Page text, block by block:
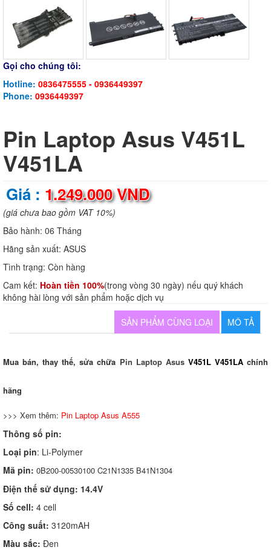
Gọi cho chúng tôi:
Hotline: 0836475555 - 0936449397
Phone: 0936449397
Pin Laptop Asus V451L
V451LA
Giá : 1.249.000 VND
(giá chưa bao gồm VAT 10%)
Bảo hành: 06 Tháng
Hãng sản xuất: ASUS
Tình trạng: Còn hàng
Cam kết: Hoàn tiền 100%(trong vòng 30 ngày) nếu quý khách
không hài lòng với sản phẩm hoặc dịch vụ
MÔ TẢ
SẢN PHẨM CÙNG LOẠI
Mua bán, thay thế, sửa chữa Pin Laptop AsusV451L V451LAchính
hãng
>>> Xem thêm: Pin Laptop Asus A555
Thông số pin:
Loại pin: Li-Polymer
Mã pin: 0B200-00530100 C21N1335 B41N1304
Điện thế sử dụng: 14.4V
Số cell: 4 cell
Công suất: 3120mAH
Màu sắc: Đen